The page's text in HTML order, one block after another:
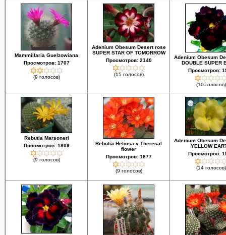
Mammillaria Guelzowiana
Просмотров: 1707
(9 голосов)
Adenium Obesum Desert rose
SUPER STAR OF TOMORROW
Просмотров: 2140
(15 голосов)
Adenium Obesum
DOUBLE SUPER
Просмотров:
(10 голосов)
Rebutia Marsoneri
Просмотров: 1809
(9 голосов)
Rebutia Heliosa v Theresal
flower
Просмотров: 1877
(9 голосов)
Adenium Obesum
YELLOW
Просмотров:
(14 голосов)